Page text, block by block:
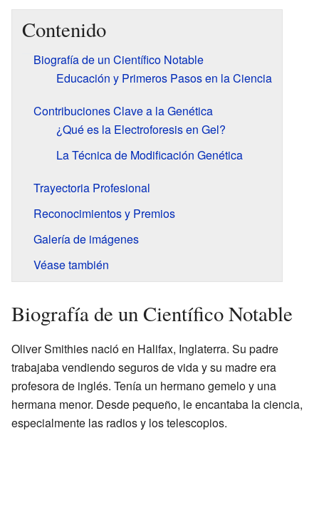
Contenido
Biografía de un Científico Notable
Educación y Primeros Pasos en la Ciencia
Contribuciones Clave a la Genética
¿Qué es la Electroforesis en Gel?
La Técnica de Modificación Genética
Trayectoria Profesional
Reconocimientos y Premios
Galería de imágenes
Véase también
Biografía de un Científico Notable
Oliver Smithies nació en Halifax, Inglaterra. Su padre
trabajaba vendiendo seguros de vida y su madre era
profesora de inglés. Tenía un hermano gemelo y una
hermana menor. Desde pequeño, le encantaba la ciencia,
especialmente las radios y los telescopios.